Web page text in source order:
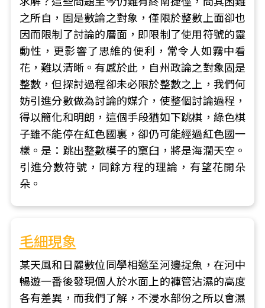
之所自，固是數論之對象，僅限於整數上面卻也
因而限制了討論的層面，即限制了使用符號的靈
動性，更影響了思維的便利，常令人如霧中看
花，難以清晰。有感於此，自州政論之對象固是
整數，但探討過程卻未必限於整數之上，我們何
妨引進分數做為討論的媒介，使整個討論過程，
得以簡化和明朗，這個手段猶如下跳棋，綠色棋
子雖不能停在紅色國裏，卻仍可能經過紅色國一
樣。是：跳出整數模子的窠臼，將是海濶天空。
引進分數符號，同餘方程的理論，有望花開朵
朵。
毛細現象
某天風和日麗數位同學相邀至河邊捉魚，在河中
暢遊一番後發現個人於水面上的褲管沾濕的高度
各有差異，而我們了解，不浸水部份之所以會濕